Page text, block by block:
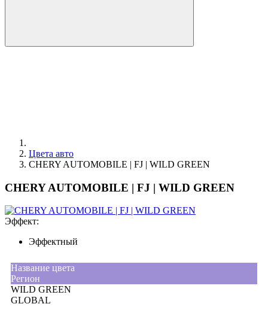
Цвета авто
CHERY AUTOMOBILE | FJ | WILD GREEN
CHERY AUTOMOBILE | FJ | WILD GREEN
Эффект:
Эффектный
Название цвета
Регион
WILD GREEN
GLOBAL